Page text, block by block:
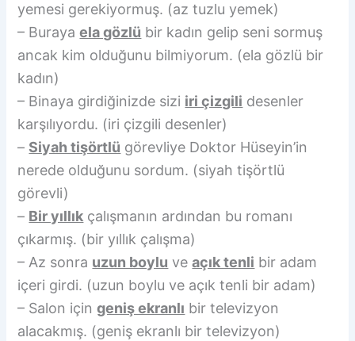
yemesi gerekiyormuş. (az tuzlu yemek)
– Burayaela gözlü bir kadın gelip seni sormuş
ancak kim olduğunu bilmiyorum. (ela gözlü bir
kadın)
– Binaya girdiğinizde sizi iri çizgili desenler
karşılıyordu. (iri çizgili desenler)
– Siyah tişörtlü görevliye Doktor Hüseyin’in
nerede olduğunu sordum. (siyah tişörtlü
görevli)
– Bir yıllık çalışmanın ardından bu romanı
çıkarmış. (bir yıllık çalışma)
– Az sonra uzun boylu veaçık tenli bir adam
içeri girdi. (uzun boylu ve açık tenli bir adam)
– Salon içingeniş ekranlı bir televizyon
alacakmış. (geniş ekranlı bir televizyon)